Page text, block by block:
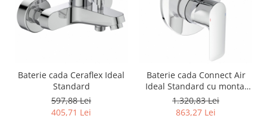
Baterie cada Ceraflex Ideal
Standard
597,88 Lei
405,71 Lei
Baterie cada Connect Air
Ideal Standard cu montaj
incastrat
1.320,83 Lei
863,27 Lei